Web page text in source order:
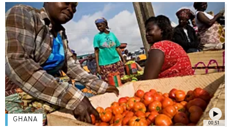
00:51
GHANA